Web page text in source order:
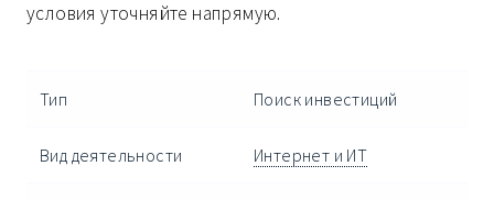
условия уточняйте напрямую.
Тип Поиск инвестиций
Вид деятельности Интернет и ИТ